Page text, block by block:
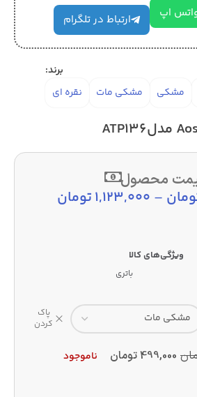
واتس اپ ارتباط در تلگرام
برند:
مشکی مشکی مات نقره ای
محصول
–
1,123,000تومان
باتری
پاک
کردن
499,000تومان ناموجود